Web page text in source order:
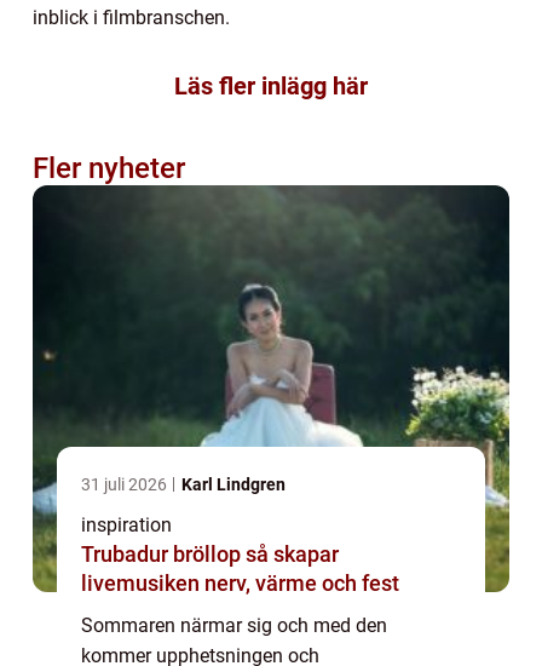
inblick i filmbranschen.
Läs fler inlägg här
Fler nyheter
31 juli 2026 Karl Lindgren
inspiration
Trubadur bröllop så skapar
livemusiken nerv, värme och fest
Sommaren närmar sig och med den
kommer upphetsningen och